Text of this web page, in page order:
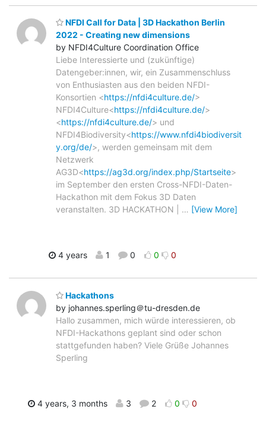
NFDI Call for Data | 3D Hackathon Berlin
2022 - Creating new dimensions
by NFDI4Culture Coordination Office
Liebe Interessierte und (zukünftige)
Datengeber:innen, wir, ein Zusammenschluss
von Enthusiasten aus den beiden NFDI-
Konsortien <https://nfdi4culture.de/>
NFDI4Culture<https://nfdi4culture.de/>
<https://nfdi4culture.de/> und
NFDI4Biodiversity<https://www.nfdi4biodiversit
y.org/de/>, werden gemeinsam mit dem
Netzwerk
AG3D<https://ag3d.org/index.php/Startseite>
im September den ersten Cross-NFDI-Daten-
Hackathon mit dem Fokus 3D Daten
veranstalten. 3D HACKATHON | … [View More]
4 years 1 0 0 0
Hackathons
by johannes.sperling＠tu-dresden.de
Hallo zusammen, mich würde interessieren, ob
NFDI-Hackathons geplant sind oder schon
stattgefunden haben? Viele Grüße Johannes
Sperling
4 years, 3 months 3 2 0 0